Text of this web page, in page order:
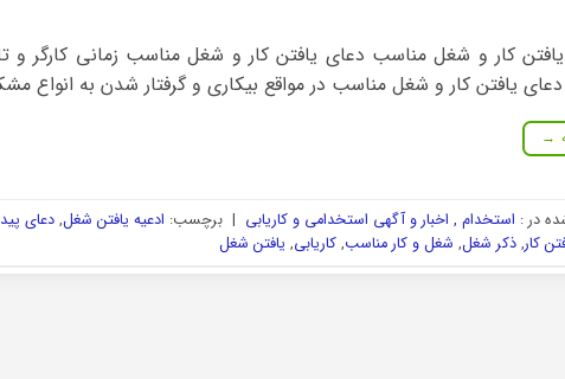
کار و شغل مناسب دعای یافتن کار و شغل مناسب زمانی کارگر و
یافتن کار و شغل مناسب در مواقع بیکاری و گرفتار شدن به
→
در : استخدام , اخبار و آگهی استخدامی و کاریابی | برچسب: ادعیه یافتن شغل,دعای
کار,ذکر شغل, شغل و کار مناسب,کاریابی, یافتن شغل